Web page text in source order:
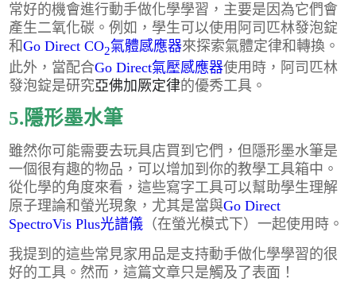
常好的機會進行動手做化學學習，主要是因為它們會
產生二氧化碳。例如，學生可以使用阿司匹林發泡錠
和Go Direct CO2氣體感應器來探索氣體定律和轉換。
此外，當配合Go Direct氣壓感應器使用時，阿司匹林
發泡錠是研究亞佛加厥定律的優秀工具。
5.隱形墨水筆
雖然你可能需要去玩具店買到它們，但隱形墨水筆是
一個很有趣的物品，可以增加到你的教學工具箱中。
從化學的角度來看，這些寫字工具可以幫助學生理解
原子理論和螢光現象，尤其是當與Go Direct
SpectroVis Plus光譜儀 （在螢光模式下）一起使用時。
我提到的這些常見家用品是支持動手做化學學習的很
好的工具。然而，這篇文章只是觸及了表面！